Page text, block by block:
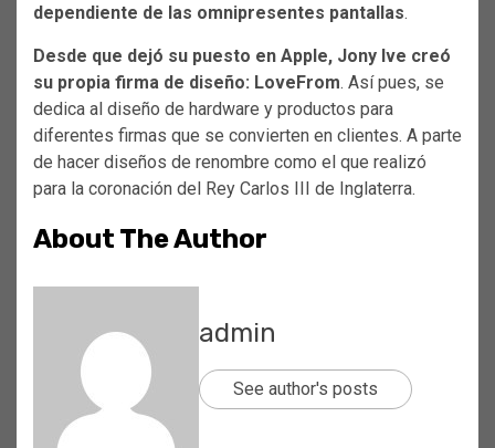
dependiente de las omnipresentes pantallas.
Desde que dejó su puesto en Apple, Jony Ive creó
su propia firma de diseño: LoveFrom. Así pues, se
dedica al diseño de hardware y productos para
diferentes firmas que se convierten en clientes. A parte
de hacer diseños de renombre como el que realizó
para la coronación del Rey Carlos III de Inglaterra.
About The Author
admin
See author's posts